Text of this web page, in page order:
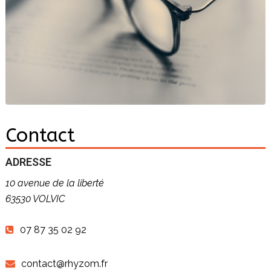
Contact
ADRESSE
10 avenue de la liberté
63530 VOLVIC
07 87 35 02 92
contact@rhyzom.fr